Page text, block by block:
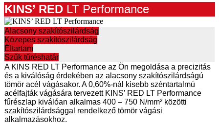
KINS’ RED LT Performance
Alacsony szakítószilárdság
Közepes szakítószilárdság
Éltartam
Szűk tűréshatár
A KINS RED LT Performance az Ön megoldása a precizitás
és a kiválóság érdekében az alacsony szakítószilárdságú
tömör acél vágásakor. A 0,60%-nál kisebb széntartalmú
acélfajták vágására tervezett KINS’ RED LT Performance
fűrészlap kiválóan alkalmas 400 – 750 N/mm² közötti
szakítószilárdsággal rendelkező tömör vágási
alkalmazásokhoz.